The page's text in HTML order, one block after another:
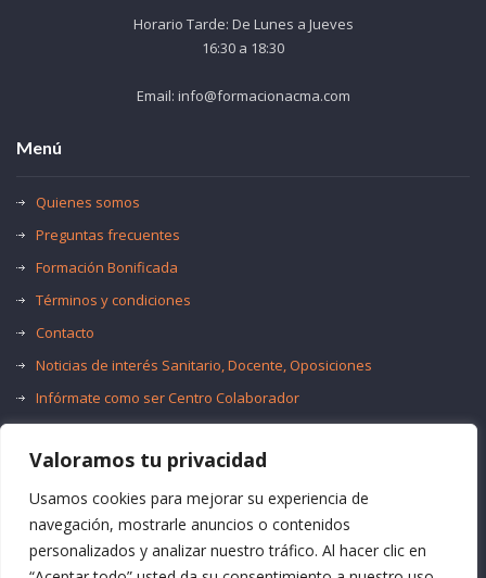
Valoramos tu privacidad
Usamos cookies para mejorar su experiencia de
navegación, mostrarle anuncios o contenidos
personalizados y analizar nuestro tráfico. Al hacer clic en
Horario Tarde: De Lunes a Jueves
16:30 a 18:30
Email: info@formacionacma.com
Menú
Quienes somos
Preguntas frecuentes
Formación Bonificada
Términos y condiciones
Contacto
Noticias de interés Sanitario, Docente, Oposiciones
Infórmate como ser Centro Colaborador
Trabaja con nosotros
Oferta de Empleo Público
Bolsas de Empleo